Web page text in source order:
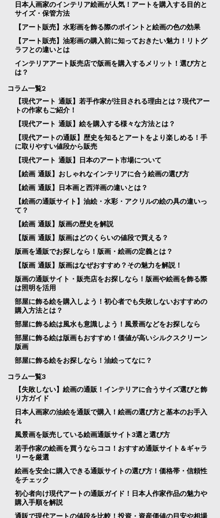
日本人画家のインテリア絵画が人気！アートを購入する目的と
サイズ・保管方法
【アート販売】水彩画を飾る際のポイントと絵画の色の効果
【アート販売】油彩画の購入前に知っておきたい魅力！リトグ
ラフとの違いとは
インテリアアート販売店で版画を購入するメリット！選び方と
は？
コラム一覧2
【現代アート 通販】若手作家が注目される理由とは？現代アー
トの作家もご紹介！
【現代アート 通販】絵を購入する様々な方法とは？
【現代アートの通販】歴史を知るとアートをより楽しめる！手
に取りやすい値段から販売
【現代アート 通販】日本のアート市場について
【絵画 通販】おしゃれなインテリアに合う絵画の選び方
【絵画 通販】日本画と西洋画の違いとは？
【絵画の通販サイト】油絵・水彩・アクリルの絵の具の違いっ
て？
【絵画 通販】版画の歴史を解説
【版画 通販】版画はどのくらいの値段で買える？
版画を通販でお探しなら！版画・絵画の定義とは？
【版画 通販】版画はなぜおすすめ？その魅力を解説！
版画の通販サイト・販売店をお探しなら！版画や絵画を飾る際
は照明を活用
部屋に飾る絵を購入しよう！初心者でも失敗しないおすすめの
購入方法とは？
部屋に飾る絵は風水も意識しよう！風景画などをお探しなら
部屋に飾る絵は版画もおすすめ！価値が高いシルクスクリーン
版画
部屋に飾る絵をお探しなら！油絵ってなに？
コラム一覧3
【失敗しない】絵画の通販！インテリアに合うサイズ選びと飾
り方ガイド
日本人画家の油絵を通販で購入！絵画の選び方と基本のお手入
れ
風景画を販売している絵画通販サイト3選と選び方
若手作家の絵画を買うならココ！おすすめ通販サイト＆ギャラ
リーを厳選
絵画を安全に購入できる通販サイトの選び方！価格帯・信頼性
をチェック
初心者向け現代アートの通販ガイド！日本人作家作品の魅力や
購入手順を解説
通販で現代アートの値段を比較！投資・資産価値の目安や相場